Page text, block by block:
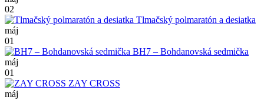
02
Tlmačský polmaratón a desiatka
máj
01
BH7 – Bohdanovská sedmička
máj
01
ZAY CROSS
máj